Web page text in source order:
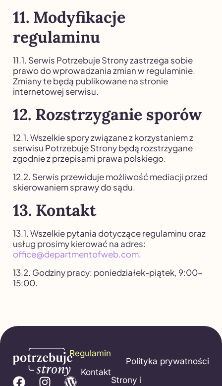
11. Modyfikacje
regulaminu
11.1. Serwis Potrzebuje Strony zastrzega sobie
prawo do wprowadzania zmian w regulaminie.
Zmiany te będą publikowane na stronie
internetowej serwisu.
12. Rozstrzyganie sporów
12.1. Wszelkie spory związane z korzystaniem z
serwisu Potrzebuje Strony będą rozstrzygane
zgodnie z przepisami prawa polskiego.
12.2. Serwis przewiduje możliwość mediacji przed
skierowaniem sprawy do sądu.
13. Kontakt
13.1. Wszelkie pytania dotyczące regulaminu oraz
usług prosimy kierować na adres:
office@departmentofweb.com.
13.2. Godziny pracy: poniedziałek-piątek, 9:00-
15:00.
Regulamin
Kontakt
Polityka prywatności
Strony i